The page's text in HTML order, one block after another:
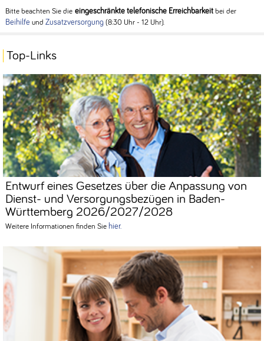
Bitte beachten Sie dieeingeschränkte telefonische Erreichbarkeit bei der
Beihilfe und Zusatzversorgung(8:30 Uhr - 12 Uhr).
Top-Links
Entwurf eines Gesetzes über die Anpassung von
Dienst- und Versorgungsbezügen in Baden-
Württemberg 2026/2027/2028
Weitere Informationen finden Sie hier.